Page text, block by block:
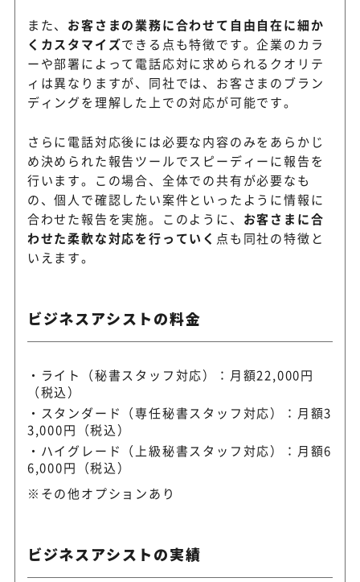
また、 お客さまの業務に合わせて自由自在に細か
くカスタマイズできる点も特徴です。企業のカラ
ーや部署によって電話応対に求められるクオリテ
ィは異なりますが、同社では、お客さまのブラン
ディングを理解した上での対応が可能です。
さらに電話対応後には必要な内容のみをあらかじ
め決められた報告ツールでスピーディーに報告を
行います。この場合、全体での共有が必要なも
の、個人で確認したい案件といったように情報に
合わせた報告を実施。このように、 お客さまに合
わせた柔軟な対応を行っていく 点も同社の特徴と
いえます。
ビジネスアシストの料金
ライト（秘書スタッフ対応）：月額22,000円
（税込）
スタンダード（専任秘書スタッフ対応）：月額3
3,000円（税込）
ハイグレード（上級秘書スタッフ対応）：月額6
6,000円（税込）
※その他オプションあり
ビジネスアシストの実績